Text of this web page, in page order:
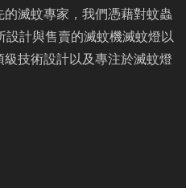
滅蚊專家，我們憑藉對蚊蟲
計與售賣的滅蚊機滅蚊燈以
技術設計以及專注於滅蚊燈